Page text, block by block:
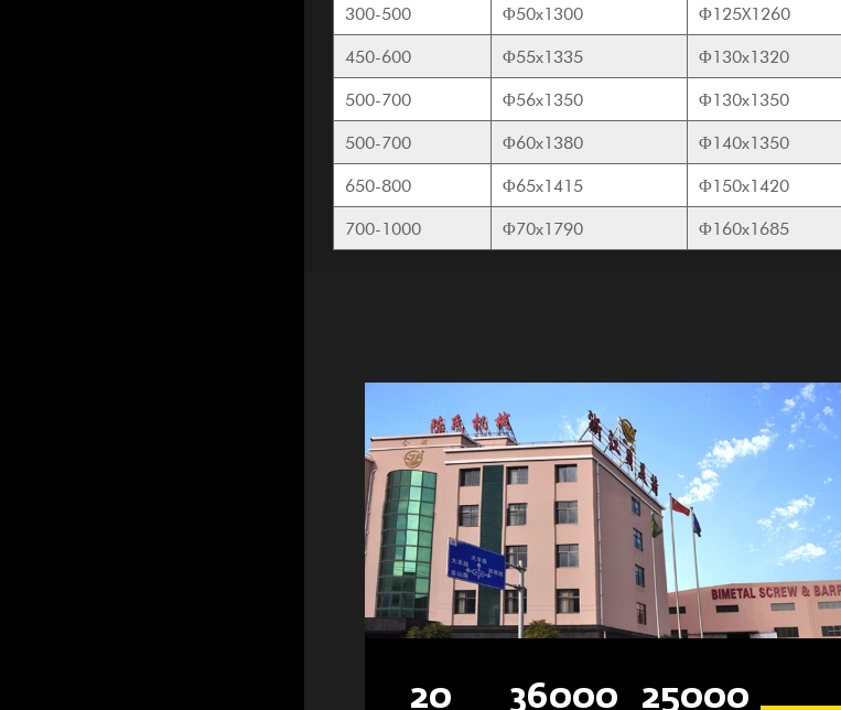
300-500
Φ50x1300 Φ125X1260
450-600
Φ55x1335 Φ130x1320
500-700
Φ56x1350 Φ130x1350
500-700
Φ60x1380 Φ140x1350
650-800
Φ65x1415 Φ150x1420
700-1000
Φ70x1790 Φ160x1685
36000
25000
100+